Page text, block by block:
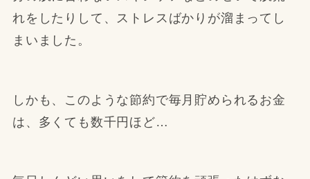
れをしたりして、ストレスばかりが溜まってし
まいました。
しかも、このような節約で毎月貯められるお金
は、多くても数千円ほど…